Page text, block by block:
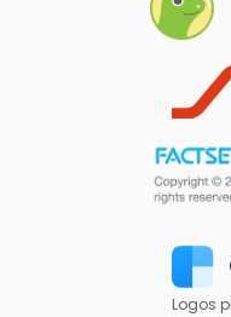
Logos